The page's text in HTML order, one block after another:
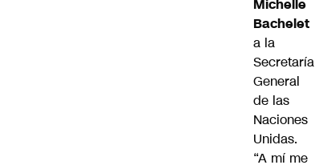
Michelle
Bachelet
a la
Secretaría
General
de las
Naciones
Unidas.
“A mí me